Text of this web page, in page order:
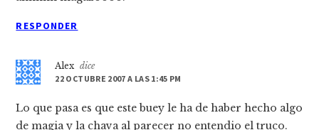
RESPONDER
Alex dice
22 OCTUBRE 2007 A LAS 1:45 PM
Lo que pasa es que este buey le ha de haber hecho algo
de magia y la chava al parecer no entendio el truco.